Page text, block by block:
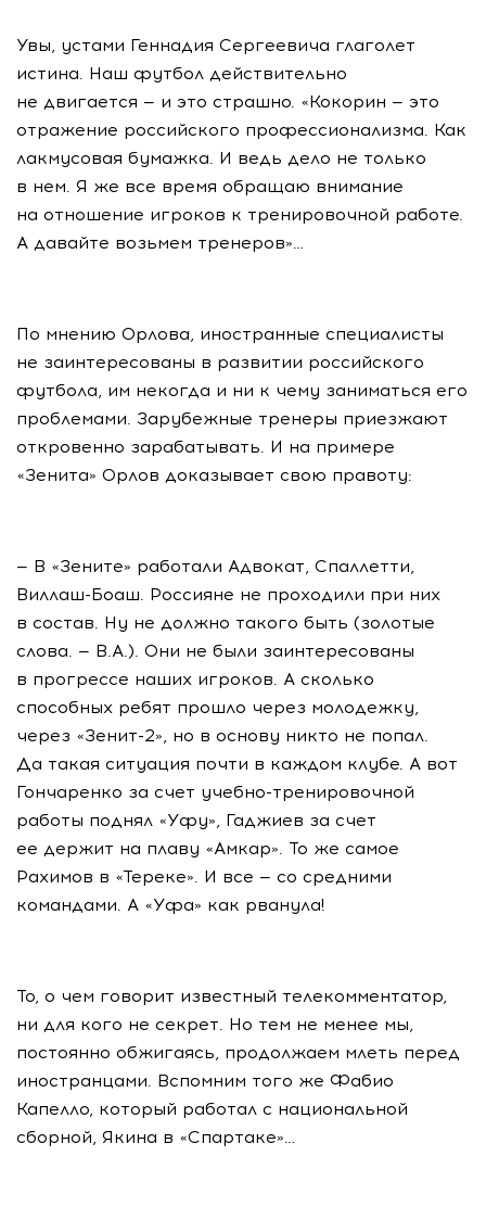
Увы, устами Геннадия Сергеевича глаголет
истина. Наш футбол действительно
не двигается — и это страшно. «Кокорин — это
отражение российского профессионализма. Как
лакмусовая бумажка. И ведь дело не только
в нем. Я же все время обращаю внимание
на отношение игроков к тренировочной работе.
А давайте возьмем тренеров»…
По мнению Орлова, иностранные специалисты
не заинтересованы в развитии российского
футбола, им некогда и ни к чему заниматься его
проблемами. Зарубежные тренеры приезжают
откровенно зарабатывать. И на примере
«Зенита» Орлов доказывает свою правоту:
— В «Зените» работали Адвокат, Спаллетти,
Виллаш-Боаш. Россияне не проходили при них
в состав. Ну не должно такого быть (золотые
слова. — В.А.). Они не были заинтересованы
в прогрессе наших игроков. А сколько
способных ребят прошло через молодежку,
через «Зенит-2», но в основу никто не попал.
Да такая ситуация почти в каждом клубе. А вот
Гончаренко за счет учебно-тренировочной
работы поднял «Уфу», Гаджиев за счет
ее держит на плаву «Амкар». То же самое
Рахимов в «Тереке». И все — со средними
командами. А «Уфа» как рванула!
То, о чем говорит известный телекомментатор,
ни для кого не секрет. Но тем не менее мы,
постоянно обжигаясь, продолжаем млеть перед
иностранцами. Вспомним того же Фабио
Капелло, который работал с национальной
сборной, Якина в «Спартаке»…